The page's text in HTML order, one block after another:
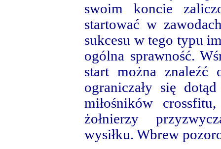
swoim koncie
startować w
sukcesu w tego typu
ogólna sprawność.
start można znaleźć
ograniczały się
miłośników
żołnierzy
wysiłku. Wbrew